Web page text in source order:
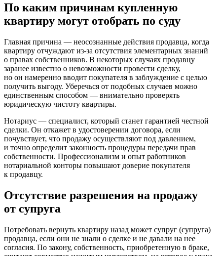
По каким причинам купленную
квартиру могут отобрать по суду
Главная причина — неосознанные действия продавца, когда
квартиру отчуждают из-за отсутствия элементарных знаний
о правах собственников. В некоторых случаях продавцу
заранее известно о невозможности провести сделку,
но он намеренно вводит покупателя в заблуждение с целью
получить выгоду. Уберечься от подобных случаев можно
единственным способом — внимательно проверять
юридическую чистоту квартиры.
Нотариус — специалист, который станет гарантией честной
сделки. Он откажет в удостоверении договора, если
почувствует, что продажу осуществляют под давлением,
и точно определит законность процедуры передачи прав
собственности. Профессионализм и опыт работников
нотариальной конторы повышают доверие покупателя
к продавцу.
Отсутствие разрешения на продажу
от супруга
Потребовать вернуть квартиру назад может супруг (супруга)
продавца, если они не знали о сделке и не давали на нее
согласия. По закону, собственность, приобретенную в браке,